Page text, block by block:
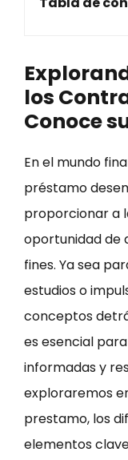
los
Conoce
En el mundo
préstamo
proporcionar a
oportunidad de
fines. Ya sea
estudios o
conceptos
es esencial
informadas y
exploraremos
prestamo, los
elementos